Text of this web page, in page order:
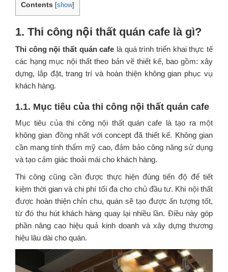
Contents [show]
1. Thi công nội thất quán cafe là gì?
Thi công nội thất quán cafe là quá trình triển khai thực tế
các hạng mục nội thất theo bản vẽ thiết kế, bao gồm: xây
dựng, lắp đặt, trang trí và hoàn thiện không gian phục vụ
khách hàng.
1.1. Mục tiêu của thi công nội thất quán cafe
Mục tiêu của thi công nội thất quán cafe là tạo ra một
không gian đồng nhất với concept đã thiết kế. Không gian
cần mang tính thẩm mỹ cao, đảm bảo công năng sử dụng
và tạo cảm giác thoải mái cho khách hàng.
Thi công cũng cần được thực hiện đúng tiến độ để tiết
kiệm thời gian và chi phí tối đa cho chủ đầu tư. Khi nội thất
được hoàn thiện chỉn chu, quán sẽ tạo được ấn tượng tốt,
từ đó thu hút khách hàng quay lại nhiều lần. Điều này góp
phần nâng cao hiệu quả kinh doanh và xây dựng thương
hiệu lâu dài cho quán.